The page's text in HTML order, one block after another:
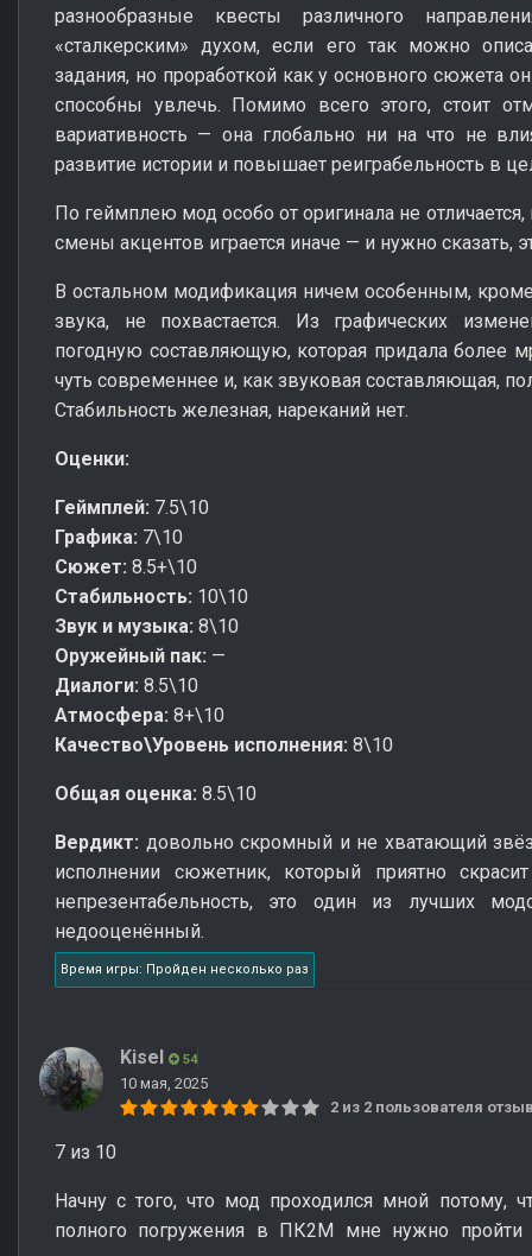
разнообразные квесты различного
«сталкерским» духом, если его так можно
задания, но проработкой как у основного сюжета
способны увлечь. Помимо всего этого, стоит
вариативность — она глобально ни на что не
развитие истории и повышает реиграбельность в
По геймплею мод особо от оригинала не
смены акцентов играется иначе — и нужно сказать,
В остальном модификация ничем особенным,
звука, не похвастается. Из графических
погодную составляющую, которая придала более
чуть современнее и, как звуковая составляющая,
Стабильность железная, нареканий нет.
Оценки:
Геймплей: 7.5\10
Графика: 7\10
Сюжет: 8.5+\10
Стабильность: 10\10
Звук и музыка: 8\10
Оружейный пак: —
Диалоги: 8.5\10
Атмосфера: 8+\10
Качество\Уровень исполнения: 8\10
Общая оценка: 8.5\10
Вердикт: довольно скромный и не хватающий
исполнении сюжетник, который приятно
непрезентабельность, это один из лучших
недооценённый.
Время игры: Пройден несколько раз
Kisel 54
10 мая, 2025
2 из 2 пользователя
7 из 10
Начну с того, что мод проходился мной потому,
полного погружения в ПК2М мне нужно